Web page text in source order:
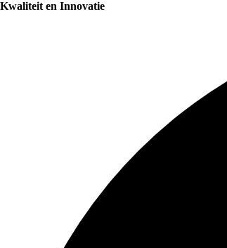
Kwaliteit en Innovatie